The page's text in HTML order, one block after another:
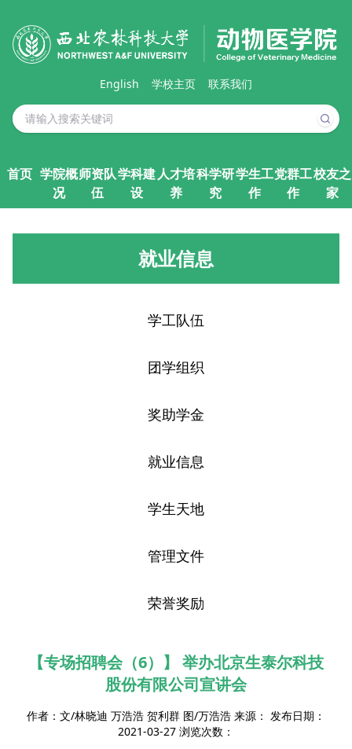
English 学校主页 联系我们
首页 学院概
况
师资队
伍
学科建
设
人才培
养
科学研
究
学生工
作
党群工
作
校友之
家
就业信息
学工队伍
团学组织
奖助学金
就业信息
学生天地
管理文件
荣誉奖励
【专场招聘会（6）】 举办北京生泰尔科技
股份有限公司宣讲会
作者：文/林晓迪 万浩浩 贺利群 图/万浩浩 来源： 发布日期：
2021-03-27 浏览次数：